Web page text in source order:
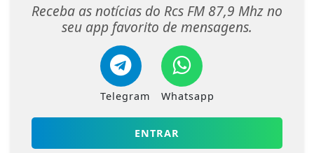
Receba as notícias do Rcs FM 87,9 Mhz no
seu app favorito de mensagens.
Telegram Whatsapp
ENTRAR